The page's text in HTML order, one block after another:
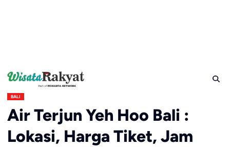
BALI
Air Terjun Yeh Hoo Bali :
Lokasi, Harga Tiket, Jam